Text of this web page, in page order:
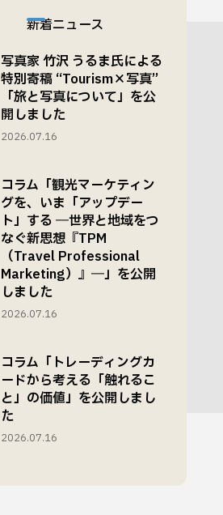
新着ニュース
写真家 竹沢 うるま氏による
特別寄稿 “Tourism×写真”
「旅と写真について」を公
開しました
2026.07.16
コラム「観光マーケティン
グを、いま「アップデー
ト」する ―世界と地域をつ
なぐ新思想『TPM
（Travel Professional
Marketing）』―」を公開
しました
2026.07.16
コラム「トレーディングカ
ードから考える「触れるこ
と」の価値」を公開しまし
た
2026.07.16